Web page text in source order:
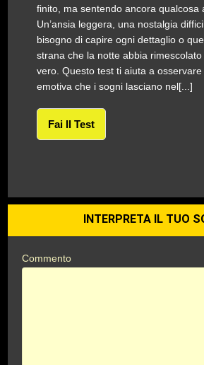
finito, ma sentendo ancora qualcosa
Un’ansia leggera, una nostalgia
bisogno di capire ogni dettaglio o
strana che la notte abbia
vero. Questo test ti aiuta a osservare
emotiva che i sogni lasciano nel[...]
Fai Il Test
INTERPRETA IL TUO
Commento